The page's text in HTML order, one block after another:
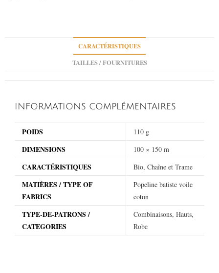
CARACTÉRISTIQUES
TAILLES / FOURNITURES
INFORMATIONS COMPLÉMENTAIRES
POIDS 110 g
DIMENSIONS 100 × 150 m
CARACTÉRISTIQUES Bio, Chaîne et Trame
MATIÈRES / TYPE OF
FABRICS
Popeline batiste voile
coton
TYPE-DE-PATRONS /
CATEGORIES
Combinaisons, Hauts,
Robe